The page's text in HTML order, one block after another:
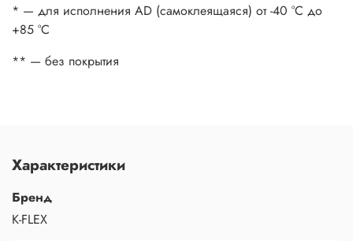
* — для исполнения AD (самоклеящаяся) от -40 °С до
+85 °С
** — без покрытия
Характеристики
Бренд
K-FLEX